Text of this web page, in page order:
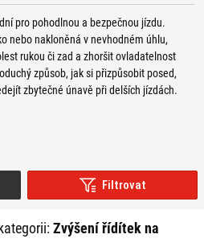
pro pohodlnou a bezpečnou jízdu.
nebo nakloněná v nevhodném úhlu,
rukou či zad a zhoršit ovladatelnost
způsob, jak si přizpůsobit posed,
zbytečné únavě při delších jízdách.
ŘÍDÍTKA NA
Filtrovat
Zvýšení řídítek na